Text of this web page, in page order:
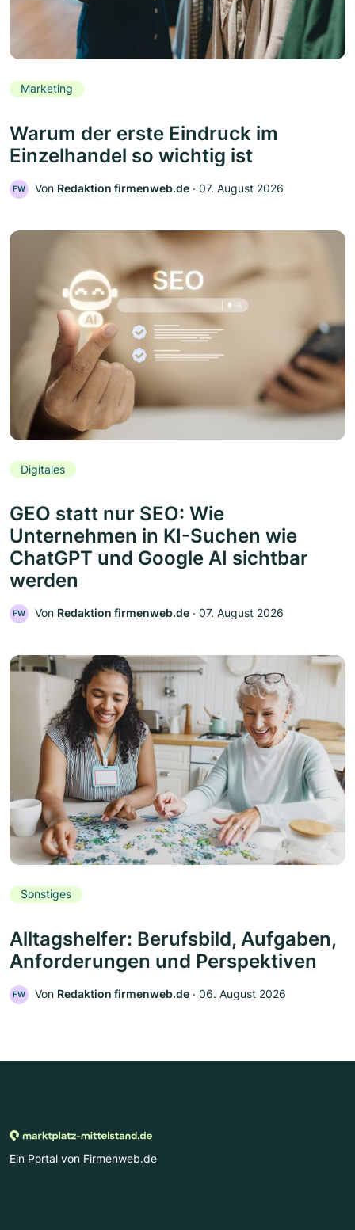
Marketing
Warum der erste Eindruck im
Einzelhandel so wichtig ist
FW Von Redaktion firmenweb.de ‧ 07. August 2026
Digitales
GEO statt nur SEO: Wie
Unternehmen in KI-Suchen wie
ChatGPT und Google AI sichtbar
werden
FW Von Redaktion firmenweb.de ‧ 07. August 2026
Sonstiges
Alltagshelfer: Berufsbild, Aufgaben,
Anforderungen und Perspektiven
FW Von Redaktion firmenweb.de ‧ 06. August 2026
Ein Portal von Firmenweb.de